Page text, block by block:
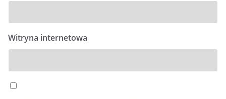
Witryna internetowa